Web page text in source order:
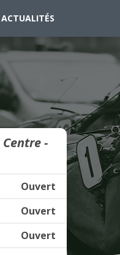
ACTUALITÉS
-
Ouvert
Ouvert
Ouvert